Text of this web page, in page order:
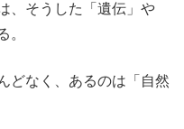
、そうした「遺伝」や
。
どなく、あるのは「自然